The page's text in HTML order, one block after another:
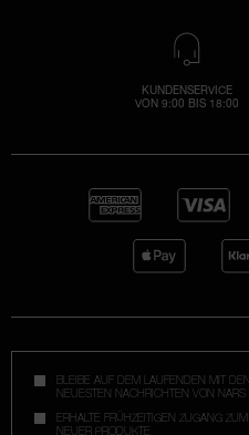
KUNDENSERVICE
VON 9:00 BIS 18:00
BLEIBE AUF DEM LAUFENDEN MIT DEN
NEUESTEN NACHRICHTEN VON NARS
ERHALTE FRÜHZEITIGEN ZUGANG
NEUER PRODUKTE